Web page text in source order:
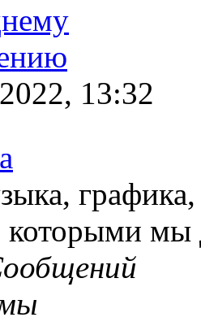
13:32
графика,
мы